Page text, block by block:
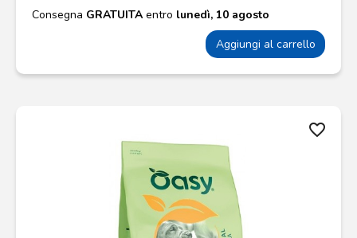
Consegna GRATUITA entro lunedì, 10 agosto
Aggiungi al carrello
favorite_border